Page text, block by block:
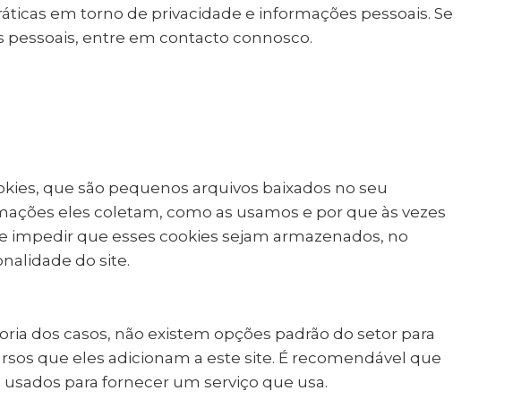
em torno de privacidade e informações pessoais. Se
entre em contacto connosco.
que são pequenos arquivos baixados no seu
eles coletam, como as usamos e por que às vezes
que esses cookies sejam armazenados, no
do site.
dos casos, não existem opções padrão do setor para
que eles adicionam a este site. É recomendável que
​​para fornecer um serviço que usa.